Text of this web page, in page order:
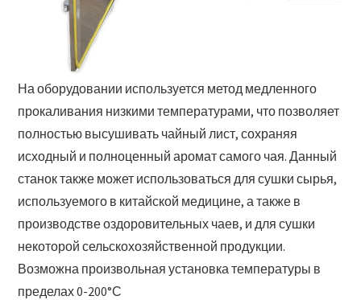
На оборудовании используется метод медленного
прокаливания низкими температурами, что позволяет
полностью высушивать чайный лист, сохраняя
исходный и полноценный аромат самого чая. Данный
станок также может использоваться для сушки сырья,
используемого в китайской медицине, а также в
производстве оздоровительных чаев, и для сушки
некоторой сельскохозяйственной продукции.
Возможна произвольная установка температуры в
пределах 0-200°С